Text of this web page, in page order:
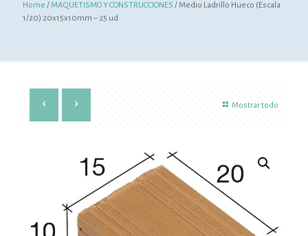
Home /MAQUETISMO Y CONSTRUCCIONES / Medio Ladrillo Hueco (Escala
1/20) 20x15x10mm – 25 ud
Mostrar todo